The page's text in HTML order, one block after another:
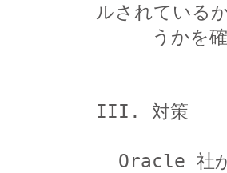
ルされている
III. 対策